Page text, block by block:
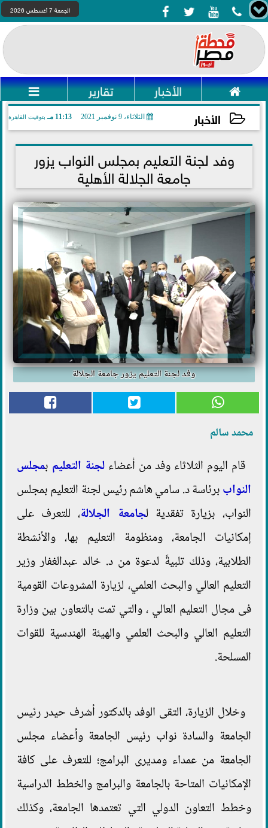
    الجمعة 7 أغسطس 2026
 الأخبار تقارير 
الأخبار الثلاثاء، 9 نوفمبر 2021 11:13 مـ بتوقيت القاهرة
2021-11-09 23:13:37وفد لجنة التعليم بمجلس النواب يزور
جامعة الجلالة الأهلية
وفد لجنة التعليم يزور جامعة الجلالة
محمد سالم
قام اليوم الثلاثاء وفد من أعضاء لجنة التعليم بمجلس
النواببرئاسة د. سامي هاشم رئيس لجنة التعليم بمجلس
النواب، بزيارة تفقدية لجامعة الجلالة، للتعرف على
إمكانيات الجامعة، ومنظومة التعليم بها، والأنشطة
الطلابية، وذلك تلبيةً لدعوة من د. خالد عبدالغفار وزير
التعليم العالي والبحث العلمي، لزيارة المشروعات القومية
فى مجال التعليم العالي ، والتي تمت بالتعاون بين وزارة
التعليم العالي والبحث العلمي والهيئة الهندسية للقوات
المسلحة.
وخلال الزيارة، التقى الوفد بالدكتور أشرف حيدر رئيس
الجامعة والسادة نواب رئيس الجامعة وأعضاء مجلس
الجامعة من عمداء ومديرى البرامج؛ للتعرف على كافة
الإمكانيات المتاحة بالجامعة والبرامج والخطط الدراسية
وخطط التعاون الدولي التي تعتمدها الجامعة، وكذلك